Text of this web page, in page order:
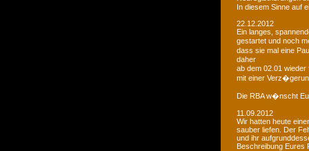
In diesem Sinne auf
22.12.2012
Ein langes,
gestartet und noch
dass sie mal eine
daher
ab dem 02.01
mit einer
Die RBA w�nscht
11.09.2012
Wir hatten heute
sauber liefen. Der
und ihr
Beschreibung Eures